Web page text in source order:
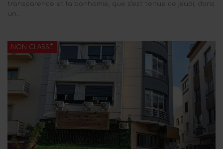
transparence et la bonhomie, que s’est tenue ce jeudi, dans
un…
NON CLASSÉ